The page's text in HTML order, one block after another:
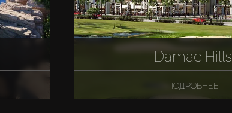
Damac Hills
ПОДРОБНЕЕ